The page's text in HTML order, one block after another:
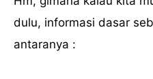
dulu, informasi dasar
antaranya :